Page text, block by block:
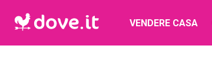
VENDERE CASA